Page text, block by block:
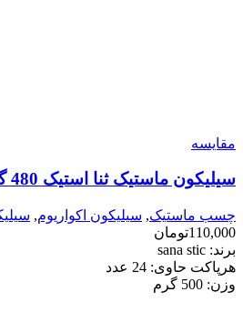
مقایسه
سیلیکون ماستیک ثنا استیک 480 گرم
چسب ماستیک, سیلیکون اکواریوم,
110,000تومان
برند: sana stic
هرپاکت حاوی: 24 عدد
وزن: 500 گرم